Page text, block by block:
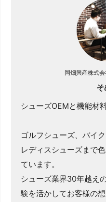
岡畑興産株式
シューズOEMと機能材
ゴルフシューズ、バイ
レディスシューズまで
ています。
シューズ業界30年越え
験を活かしてお客様の